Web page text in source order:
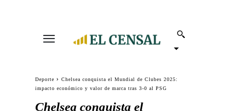
Deporte
Chelsea conquista el Mundial de Clubes 2025:
impacto económico y valor de marca tras 3-0 al PSG
Chelsea conquista el